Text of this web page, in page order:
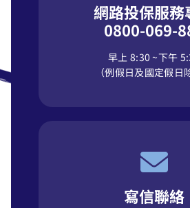
網路投保服務
0800-069-
早上 8:30 ~下午
（例假日及國定假日
寫信聯絡